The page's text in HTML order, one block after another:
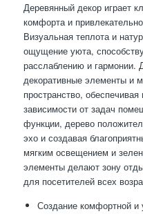
Деревянный декор играет
комфорта и
Визуальная теплота и
ощущение уюта,
расслаблению и гармонии.
декоративные элементы и
пространство,
зависимости от задач
функции, дерево
эхо и создавая
мягким освещением и
элементы делают зону
для посетителей всех
Создание комфортной